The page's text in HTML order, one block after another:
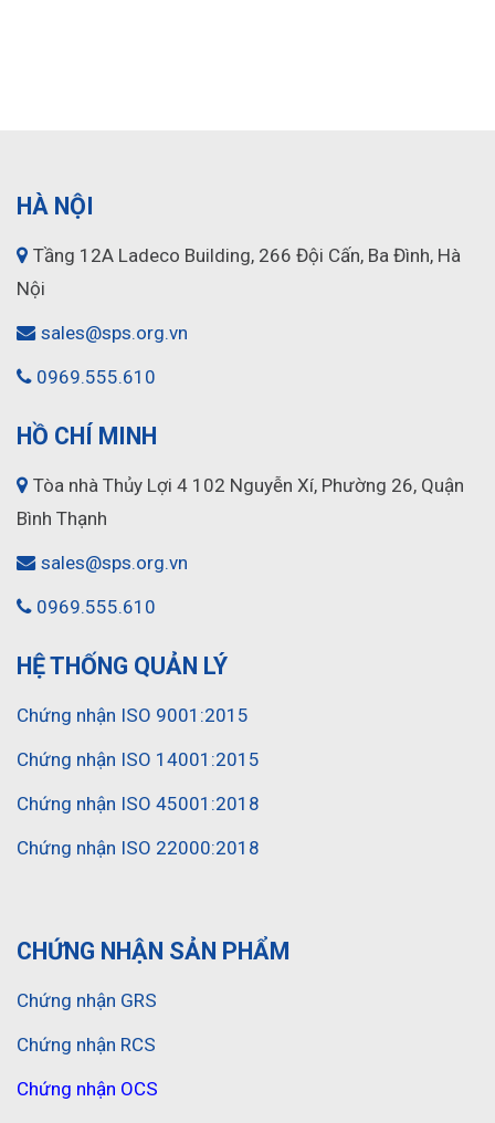
HÀ NỘI
Tầng 12A Ladeco Building, 266 Đội Cấn, Ba Đình, Hà
Nội
sales@sps.org.vn
0969.555.610
HỒ CHÍ MINH
Tòa nhà Thủy Lợi 4 102 Nguyễn Xí, Phường 26, Quận
Bình Thạnh
sales@sps.org.vn
0969.555.610
HỆ THỐNG QUẢN LÝ
Chứng nhận ISO 9001:2015
Chứng nhận ISO 14001:2015
Chứng nhận ISO 45001:2018
Chứng nhận ISO 22000:2018
CHỨNG NHẬN SẢN PHẨM
Chứng nhận GRS
Chứng nhận RCS
Chứng nhận OCS